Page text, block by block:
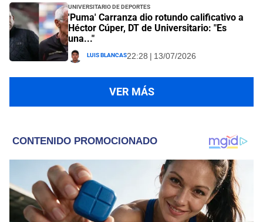
Universitario de Deportes
'Puma' Carranza dio rotundo calificativo a
Héctor Cúper, DT de Universitario: "Es
una..."
Luis Blancas22:28 | 13/07/2026
VER MÁS